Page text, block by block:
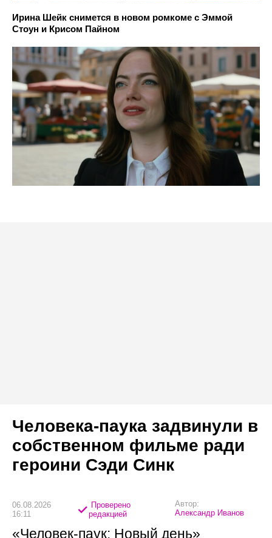
Ирина Шейк снимется в новом ромкоме с Эммой
Стоун и Крисом Пайном
Человека-паука задвинули в
собственном фильме ради
героини Сэди Синк
06.08.2026
16:11
Проверено
редакцией
Автор:
Александр Иванов
«Человек-паук: Новый день»